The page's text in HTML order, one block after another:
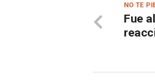
NO TE
Fue